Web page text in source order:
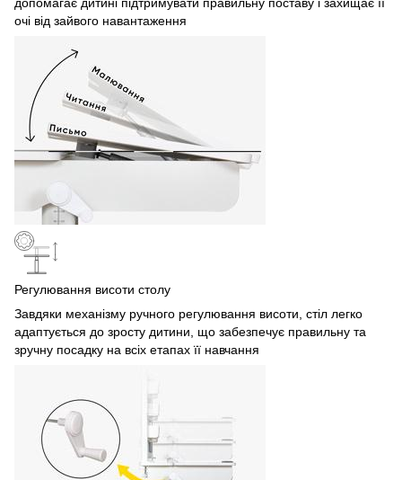
очі від зайвого навантаження
Регулювання висоти столу
Завдяки механізму ручного регулювання висоти, стіл легко
адаптується до зросту дитини, що забезпечує правильну та
зручну посадку на всіх етапах її навчання